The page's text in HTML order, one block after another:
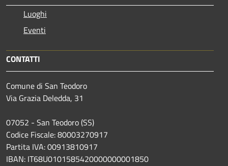
Luoghi
Eventi
CONTATTI
Comune di San Teodoro
Via Grazia Deledda, 31
07052 - San Teodoro (SS)
Codice Fiscale: 80003270917
Partita IVA: 00913810917
IBAN: IT68U0101585420000000001850